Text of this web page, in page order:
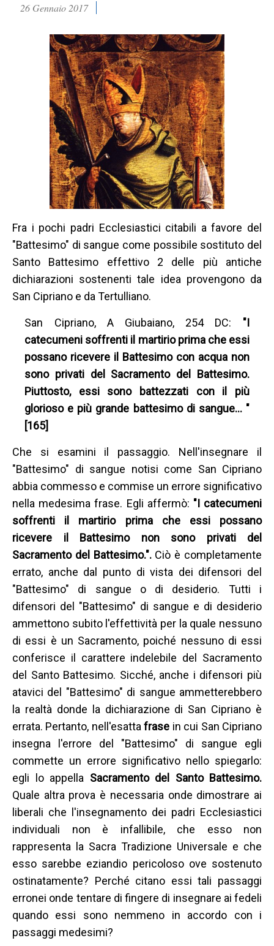
26 Gennaio 2017
Fra i pochi padri Ecclesiastici citabili a favore del
"Battesimo" di sangue come possibile sostituto del
Santo Battesimo effettivo 2 delle più antiche
dichiarazioni sostenenti tale idea provengono da
San Cipriano e da Tertulliano.
San Cipriano, A Giubaiano, 254 DC: "I
catecumeni soffrenti il martirio prima che essi
possano ricevere il Battesimo con acqua non
sono privati del Sacramento del Battesimo.
Piuttosto, essi sono battezzati con il più
glorioso e più grande battesimo di sangue… "
[165]
Che si esamini il passaggio. Nell'insegnare il
"Battesimo" di sangue notisi come San Cipriano
abbia commesso e commise un errore significativo
nella medesima frase. Egli affermò: "I catecumeni
soffrenti il martirio prima che essi possano
ricevere il Battesimo non sono privati del
Sacramento del Battesimo.". Ciò è completamente
errato, anche dal punto di vista dei difensori del
"Battesimo" di sangue o di desiderio. Tutti i
difensori del "Battesimo" di sangue e di desiderio
ammettono subito l'effettività per la quale nessuno
di essi è un Sacramento, poiché nessuno di essi
conferisce il carattere indelebile del Sacramento
del Santo Battesimo. Sicché, anche i difensori più
atavici del "Battesimo" di sangue ammetterebbero
la realtà donde la dichiarazione di San Cipriano è
errata. Pertanto, nell'esattafrase in cui San Cipriano
insegna l'errore del "Battesimo" di sangue egli
commette un errore significativo nello spiegarlo:
egli lo appella Sacramento del Santo Battesimo.
Quale altra prova è necessaria onde dimostrare ai
liberali che l'insegnamento dei padri Ecclesiastici
individuali non è infallibile, che esso non
rappresenta la Sacra Tradizione Universale e che
esso sarebbe eziandio pericoloso ove sostenuto
ostinatamente? Perché citano essi tali passaggi
erronei onde tentare di fingere di insegnare ai fedeli
quando essi sono nemmeno in accordo con i
passaggi medesimi?